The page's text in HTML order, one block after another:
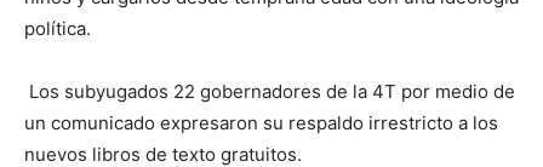
política.
Los subyugados 22 gobernadores de la 4T por medio de
un comunicado expresaron su respaldo irrestricto a los
nuevos libros de texto gratuitos.